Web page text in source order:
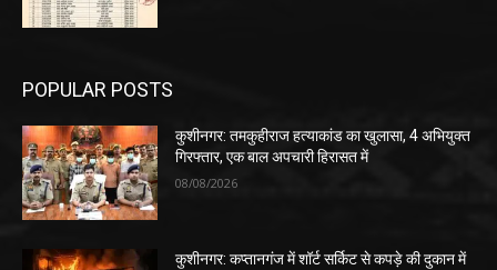
POPULAR POSTS
कुशीनगर: तमकुहीराज हत्याकांड का खुलासा, 4 अभियुक्त
गिरफ्तार, एक बाल अपचारी हिरासत में
08/08/2026
कुशीनगर: कप्तानगंज में शॉर्ट सर्किट से कपड़े की दुकान में